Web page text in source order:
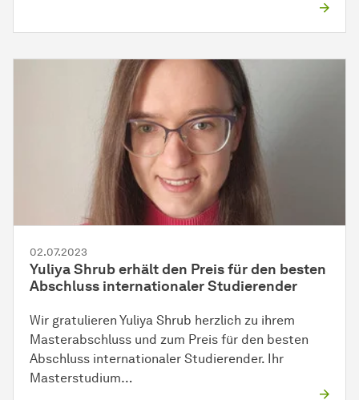
02.07.2023
Yuliya Shrub erhält den Preis für den besten
Abschluss internationaler Studierender
Wir gratulieren Yuliya Shrub herzlich zu ihrem
Masterabschluss und zum Preis für den besten
Abschluss internationaler Studierender. Ihr
Masterstudium…